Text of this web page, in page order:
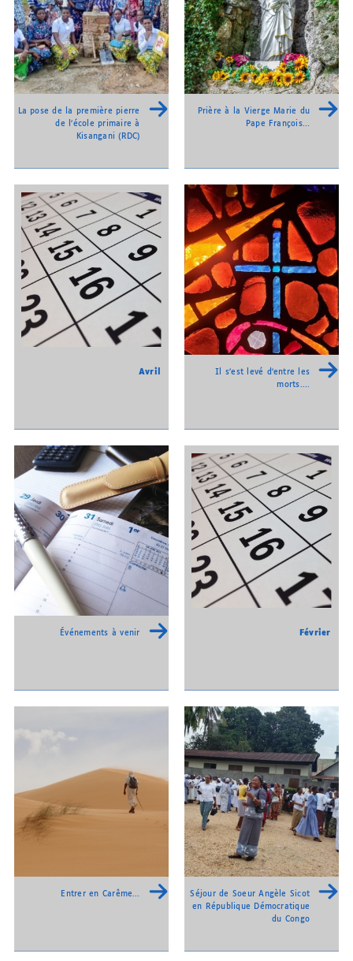
La pose de la première pierre
de l’école primaire à
Kisangani (RDC)
Prière à la Vierge Marie du
Pape François…
Avril
Il s’est levé d’entre les
morts….
Événements à venir Février
Entrer en Carême…
Séjour de Soeur Angèle Sicot
en République Démocratique
du Congo